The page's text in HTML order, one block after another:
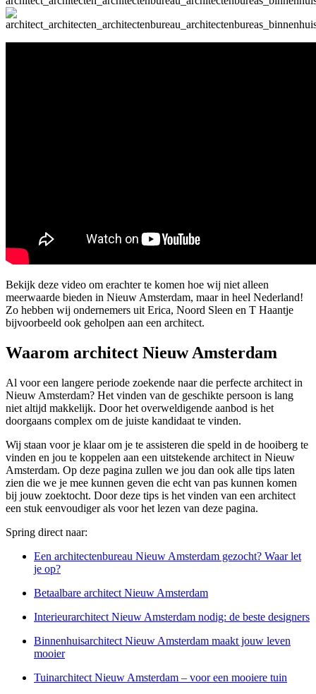
Bekijk deze video om erachter te komen hoe wij niet alleen
meerwaarde bieden in Nieuw Amsterdam, maar in heel Nederland!
Zo hebben wij ondernemers uit Erica, Noord Sleen en T Haantje
bijvoorbeeld ook geholpen aan een architect.
Waarom architect Nieuw Amsterdam
Al voor een langere periode zoekende naar die perfecte architect in
Nieuw Amsterdam? Het vinden van de geschikte persoon is lang
niet altijd makkelijk. Door het overweldigende aanbod is het
doorgaans complex om de juiste kandidaat te vinden.
Wij staan voor je klaar om je te assisteren die speld in de hooiberg te
vinden en jou te koppelen aan een uitstekende architect in Nieuw
Amsterdam. Op deze pagina zullen we jou dan ook alle tips laten
zien die we je mee kunnen geven die echt van pas kunnen komen
bij jouw zoektocht. Door deze tips is het vinden van een architect
een stuk eenvoudiger als voor het lezen van deze pagina.
Spring direct naar:
Een architectenbureau Nieuw Amsterdam gezocht? Waar let
je op?
Betaalbare architect Nieuw Amsterdam
Interieurarchitect Nieuw Amsterdam nodig: de beste designers
Binnenhuisarchitect Nieuw Amsterdam maakt jouw leven
mooier
Tuinarchitect Nieuw Amsterdam – voor een mooiere tuin